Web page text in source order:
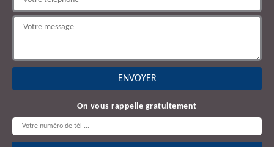
On vous rappelle gratuitement